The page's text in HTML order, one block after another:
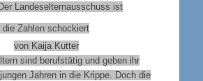
Der Landeselternausschuss ist
die Zahlen schockiert
von Kaija Kutter
sind berufstätig und geben ihr
Jahren in die Krippe. Doch die